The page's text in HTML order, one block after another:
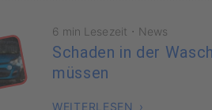
6 min Lesezeit · News
Schaden in der
müssen
WEITERLESEN